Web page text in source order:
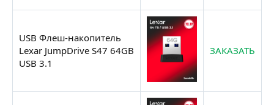
USB Флеш-накопитель
Lexar JumpDrive S47 64GB
USB 3.1
ЗАКАЗАТЬ